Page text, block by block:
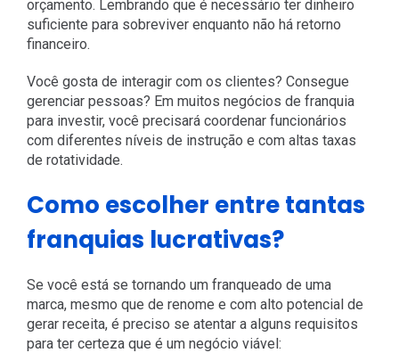
orçamento. Lembrando que é necessário ter dinheiro
suficiente para sobreviver enquanto não há retorno
financeiro.
Você gosta de interagir com os clientes? Consegue
gerenciar pessoas? Em muitos negócios de franquia
para investir, você precisará coordenar funcionários
com diferentes níveis de instrução e com altas taxas
de rotatividade.
Como escolher entre tantas
franquias lucrativas?
Se você está se tornando um franqueado de uma
marca, mesmo que de renome e com alto potencial de
gerar receita, é preciso se atentar a alguns requisitos
para ter certeza que é um negócio viável: